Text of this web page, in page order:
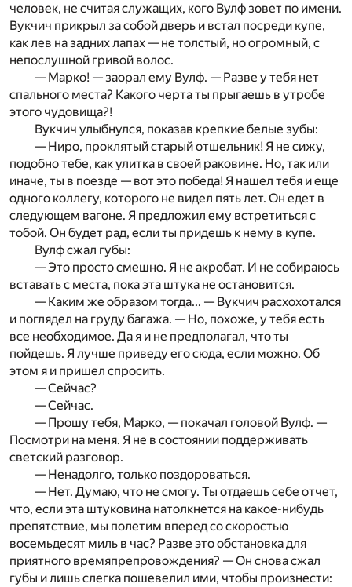
человек, не считая служащих, кого Вулф зовет по имени.
Вукчич прикрыл за собой дверь и встал посреди купе,
как лев на задних лапах — не толстый, но огром­ный, c
непослушной гривой волос.
— Марко! — заорал ему Вулф. — Разве у тебя нет
спального места? Какого черта ты прыгаешь в утробе
этого чудовища?!
Вукчич улыбнулся, показав крепкие белые зубы:
— Ниро, проклятый старый отшельник! Я не сижу,
подобно тебе, как улитка в своей раковине. Но, так или
иначе, ты в поезде — вот это победа! Я нашел тебя и еще
одного коллегу, которого не видел пять лет. Он едет в
следующем вагоне. Я предложил ему встретиться c
тобой. Он будет рад, если ты придешь к нему в купе.
Вулф сжал губы:
— Это просто смешно. Я не акробат. И не собираюсь
вставать c места, пока эта штука не остановится.
— Каким же образом тогда... — Вукчич расхохотался
и поглядел на груду багажа. — Но, похоже, у тебя есть
все необходимое. Да я и не предполагал, что ты
пойдешь. Я лучше приведу его сюда, если можно. Об
этом я и пришел спросить.
— Сейчас?
— Сейчас.
— Прошу тебя, Марко, — покачал головой Вулф. —
По­смотри на меня. Я не в состоянии поддерживать
светский разговор.
— Ненадолго, только поздороваться.
— Нет. Думаю, что не смогу. Ты отдаешь себе отчет,
что, если эта штуковина натолкнется на какое-нибудь
препятствие, мы полетим вперед со скоростью
восемьдесят миль в час? Разве это обстановка для
приятного времяпрепровождения? — Он снова сжал
губы и лишь слегка пошевелил ими, чтобы произнести: